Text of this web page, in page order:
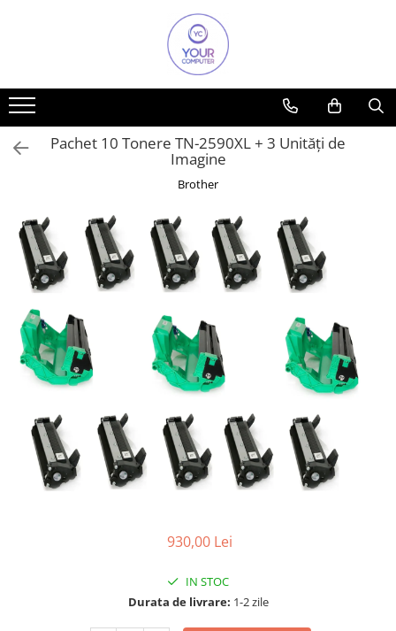
Accesorii
Accesorii aparate climatizare
Accesorii IT
Altele
Boxe
Cabluri si accesorii
Cabluri si adaptoare
Mouse
Power Bank
Tastaturi
Desktop & Laptop
Calculatoare Desktop
Componente Desktop
Pachet 10 Tonere TN-2590XL + 3 Unități de
Imagine
Brother
930,00 Lei
IN STOC
Durata de livrare: 1-2 zile